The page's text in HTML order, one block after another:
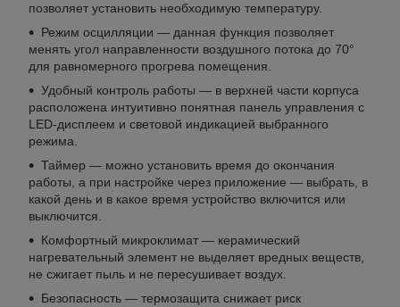
позволяет установить необходимую температуру.
Режим осцилляции — данная функция позволяет
менять угол направленности воздушного потока до 70°
для равномерного прогрева помещения.
Удобный контроль работы — в верхней части корпуса
расположена интуитивно понятная панель управления с
LED-дисплеем и световой индикацией выбранного
режима.
Таймер — можно установить время до окончания
работы, а при настройке через приложение — выбрать, в
какой день и в какое время устройство включится или
выключится.
Комфортный микроклимат — керамический
нагревательный элемент не выделяет вредных веществ,
не сжигает пыль и не пересушивает воздух.
Безопасность — термозащита снижает риск